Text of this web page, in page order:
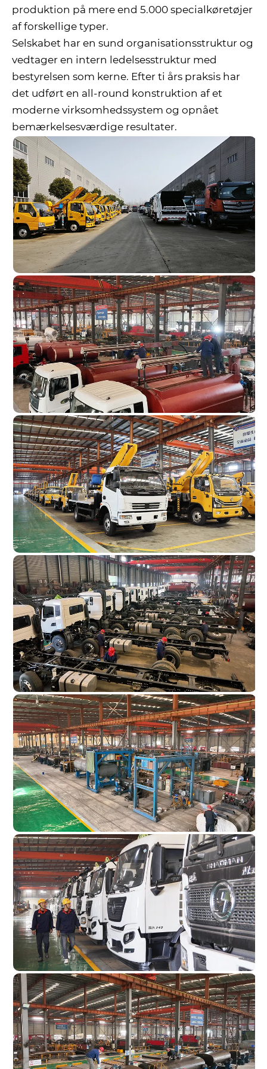
produktion på mere end 5.000 specialkøretøjer
af forskellige typer.
Selskabet har en sund organisationsstruktur og
vedtager en intern ledelsesstruktur med
bestyrelsen som kerne. Efter ti års praksis har
det udført en all-round konstruktion af et
moderne virksomhedssystem og opnået
bemærkelsesværdige resultater.